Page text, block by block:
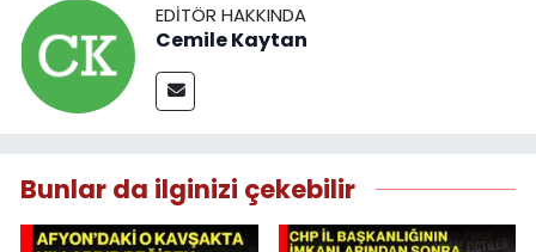
EDITÖR HAKKINDA
Cemile Kaytan
Bunlar da ilginizi çekebilir